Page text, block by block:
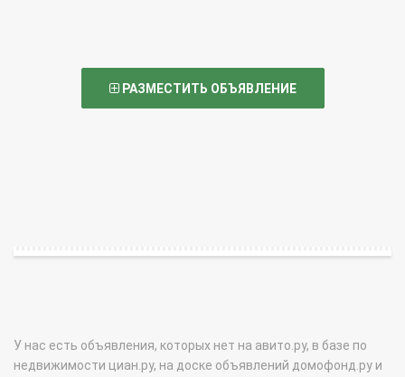
РАЗМЕСТИТЬ ОБЪЯВЛЕНИЕ
У нас есть объявления, которых нет на авито.ру, в базе по
недвижимости циан.ру, на доске объявлений домофонд.ру и